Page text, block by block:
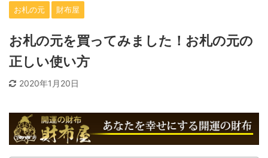
お札の元 財布屋
お札の元を買ってみました！お札の元の
正しい使い方
2020年1月20日